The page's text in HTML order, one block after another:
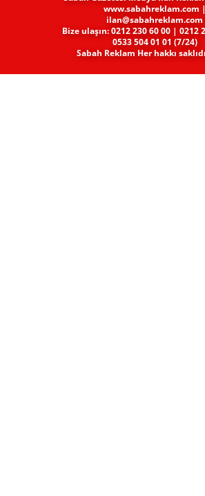
www.sabahreklam.com |
ilan@sabahreklam.com
Bize ulaşın: 0212 230 60 00 | 0212
0533 504 01 01 (7/24)
Sabah Reklam Her hakkı